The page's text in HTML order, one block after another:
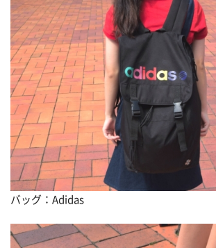
バッグ：Adidas